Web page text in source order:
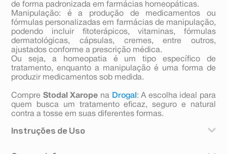
de forma padronizada em farmácias homeopáticas.
Manipulação: é a produção de medicamentos ou
fórmulas personalizadas em farmácias de manipulação,
podendo incluir fitoterápicos, vitaminas, fórmulas
dermatológicas, cápsulas, cremes, entre outros,
ajustados conforme a prescrição médica.
Ou seja, a homeopatia é um tipo específico de
tratamento, enquanto a manipulação é uma forma de
produzir medicamentos sob medida.
Compre Stodal Xarope na Drogal : A escolha ideal para
quem busca um tratamento eficaz, seguro e natural
contra a tosse em suas diferentes formas.
Instruções de Uso